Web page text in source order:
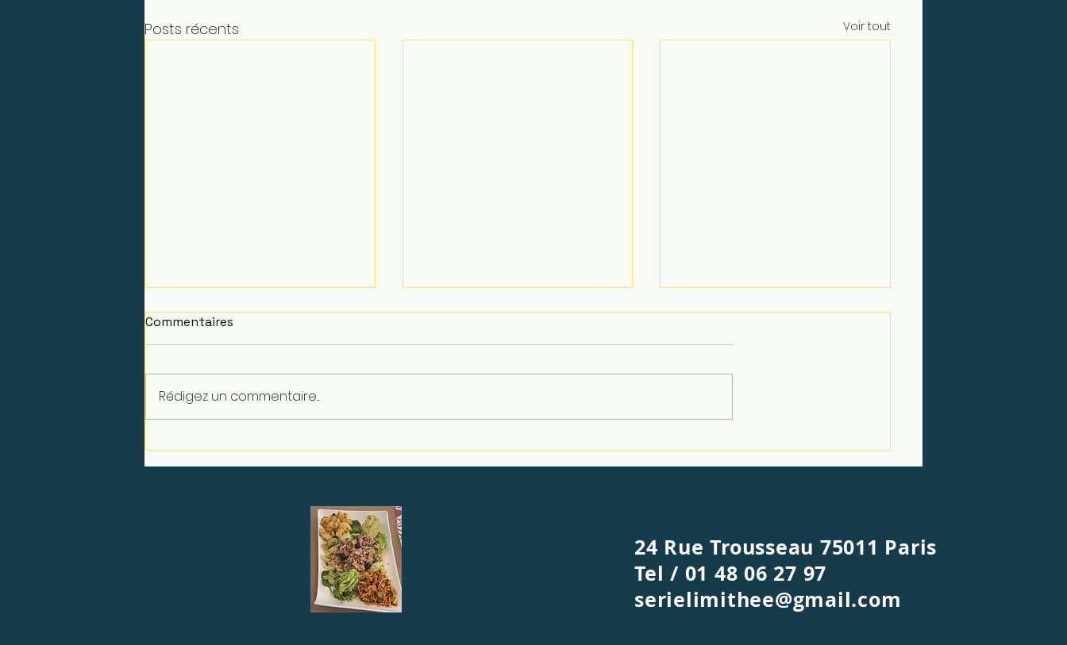
Posts récents Voir tout
d un bon déjeuner en
Petits plats maison du 17
géorgien Chou à la
Les Samedis et les
. Le samedi, le dimanche et les
Commentaires
Rédigez un commentaire...
24 Rue Trousseau 75011 Paris
Tel / 01 48 06 27 97
serielimithee@gmail.com